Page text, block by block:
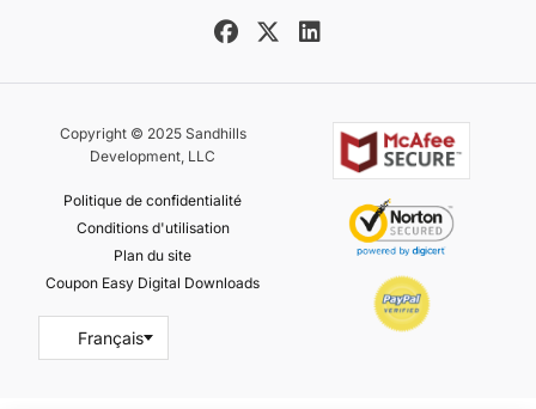
Copyright © 2025 Sandhills
Development, LLC
Politique de confidentialité
Conditions d'utilisation
Plan du site
Coupon Easy Digital Downloads